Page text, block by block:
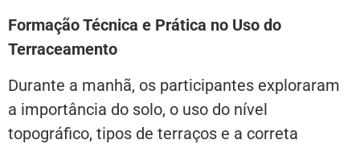
Formação Técnica e Prática no Uso do
Terraceamento
Durante a manhã, os participantes exploraram
a importância do solo, o uso do nível
topográfico, tipos de terraços e a correta